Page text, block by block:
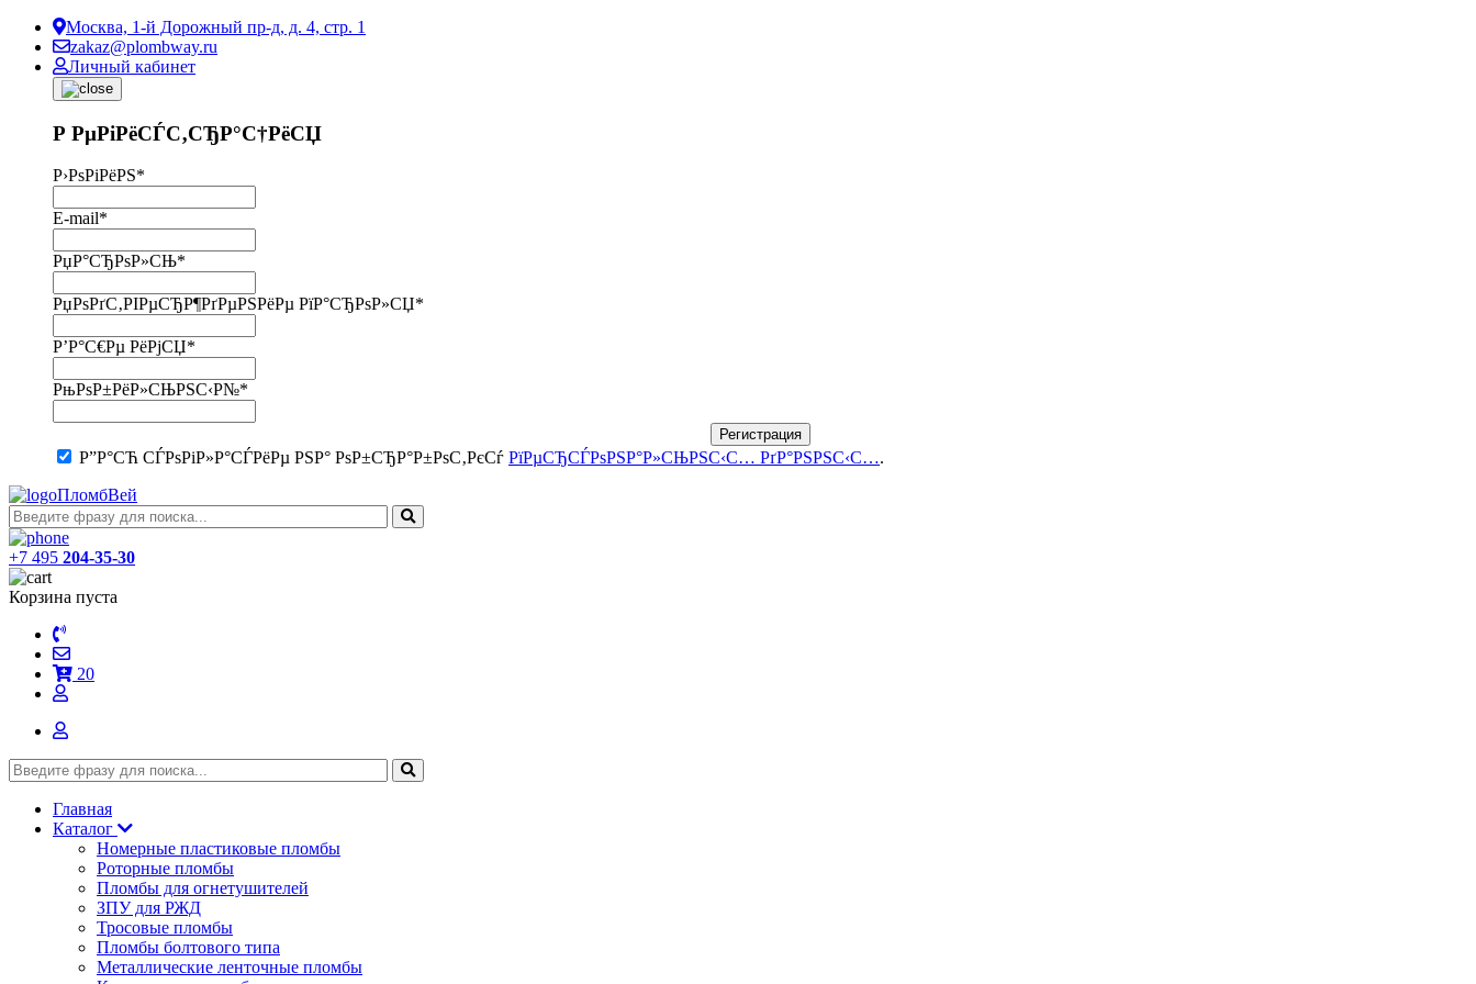
Москва, 1-й Дорожный пр-д, д. 4, стр. 1
zakaz@plombway.ru
Личный кабинет
Р РµРіРёСЃС‚СЂР°С†РёСЏ
Р›РѕРіРёРЅ*
E-mail*
РџР°СЂРѕР»СЊ*
РџРѕРґС‚РІРµСЂР¶РґРµРЅРёРµ РїР°СЂРѕР»СЏ*
Р’Р°С€Рµ РёРјСЏ*
РњРѕР±РёР»СЊРЅС‹Р№*
Регистрация
Р”Р°СЋ СЃРѕРіР»Р°СЃРёРµ РЅР° РѕР±СЂР°Р±РѕС‚РєСѓ РїРµСЂСЃРѕРЅР°Р»СЊРЅС‹С… РґР°РЅРЅС‹С….
ПломбВей
+7 495 204-35-30
Корзина пуста
20
Главная
Каталог
Номерные пластиковые пломбы
Роторные пломбы
Пломбы для огнетушителей
ЗПУ для РЖД
Тросовые пломбы
Пломбы болтового типа
Металлические ленточные пломбы